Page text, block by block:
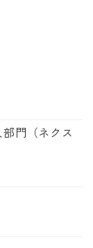
門（ネクス